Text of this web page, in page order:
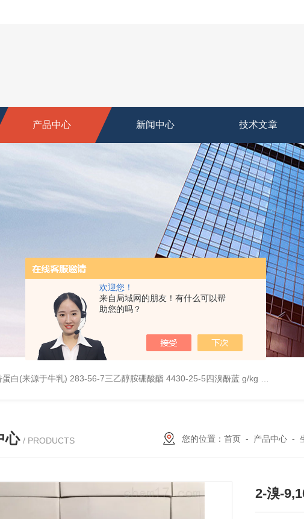
欢迎您！
来自局域网的朋友！有什么可以帮
助您的吗？
产品中心 新闻中心 技术文章
白(来源于牛乳) 283-56-7三乙醇胺硼酸酯 4430-25-5四溴酚蓝 g/kg
心 / PRODUCTS 您的位置： 首页- 产品中心-
2-溴-